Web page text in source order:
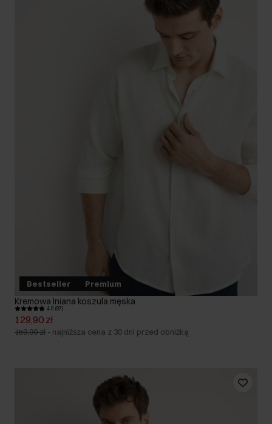
Bestseller Premium
Kremowa lniana koszula męska
4.9 (97)
129,90 zł
159,90 zł - najniższa cena z 30 dni przed obniżką